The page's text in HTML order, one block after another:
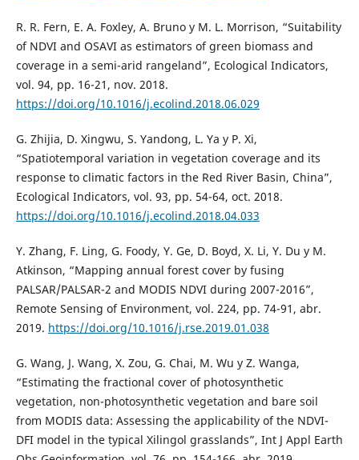
R. R. Fern, E. A. Foxley, A. Bruno y M. L. Morrison, “Suitability
of NDVI and OSAVI as estimators of green biomass and
coverage in a semi-arid rangeland”, Ecological Indicators,
vol. 94, pp. 16-21, nov. 2018.
https://doi.org/10.1016/j.ecolind.2018.06.029
G. Zhijia, D. Xingwu, S. Yandong, L. Ya y P. Xi,
“Spatiotemporal variation in vegetation coverage and its
response to climatic factors in the Red River Basin, China”,
Ecological Indicators, vol. 93, pp. 54-64, oct. 2018.
https://doi.org/10.1016/j.ecolind.2018.04.033
Y. Zhang, F. Ling, G. Foody, Y. Ge, D. Boyd, X. Li, Y. Du y M.
Atkinson, “Mapping annual forest cover by fusing
PALSAR/PALSAR-2 and MODIS NDVI during 2007-2016”,
Remote Sensing of Environment, vol. 224, pp. 74-91, abr.
2019. https://doi.org/10.1016/j.rse.2019.01.038
G. Wang, J. Wang, X. Zou, G. Chai, M. Wu y Z. Wanga,
“Estimating the fractional cover of photosynthetic
vegetation, non-photosynthetic vegetation and bare soil
from MODIS data: Assessing the applicability of the NDVI-
DFI model in the typical Xilingol grasslands”, Int J Appl Earth